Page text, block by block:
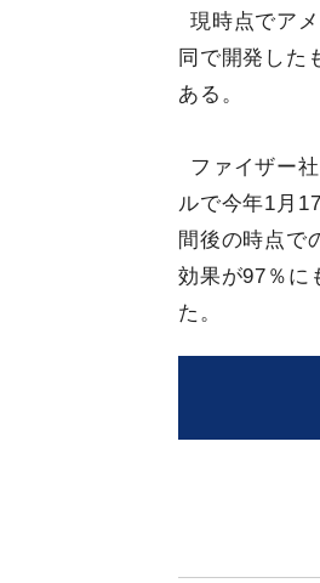
現時点でア
同で開発した
ある。
ファイザー
ルで今年1月
間後の時点で
効果が97％に
た。